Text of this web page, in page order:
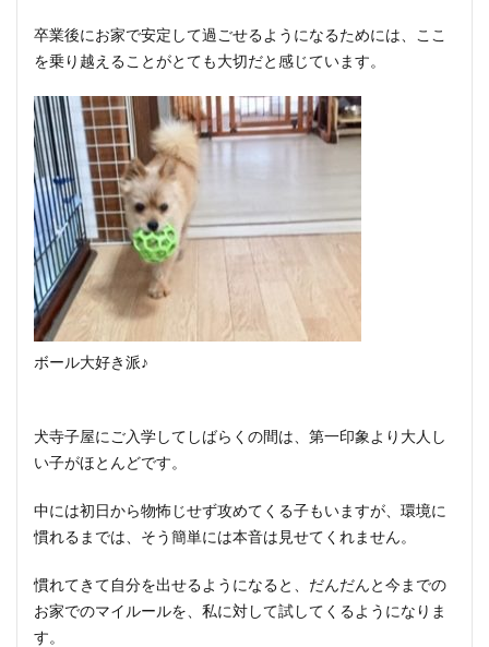
卒業後にお家で安定して過ごせるようになるためには、ここ
を乗り越えることがとても大切だと感じています。
ボール大好き派♪
犬寺子屋にご入学してしばらくの間は、第一印象より大人し
い子がほとんどです。
中には初日から物怖じせず攻めてくる子もいますが、環境に
慣れるまでは、そう簡単には本音は見せてくれません。
慣れてきて自分を出せるようになると、だんだんと今までの
お家でのマイルールを、私に対して試してくるようになりま
す。